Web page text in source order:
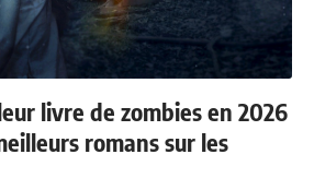
livre de zombies en 2026
romans sur les